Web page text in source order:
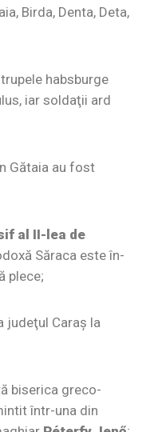
Birda, Denta, Deta,
habsburge
iar soldaţii ard
Gătaia au fost
al II-lea de
Săraca este în­
plece;
judeţul Caraş la
biserica greco-
într-una din